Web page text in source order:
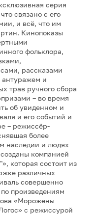
серия
связано с его
и всё, что им
Кинопоказы
фольклора,
рассказами
антуражем и
трав ручного сбора
– во время
об увиденном и
и его событий и
– режиссёр-
более
наследии и людях
компанией
которая состоит из
различных
совершенно
произведениям
«Морожены
с режиссурой